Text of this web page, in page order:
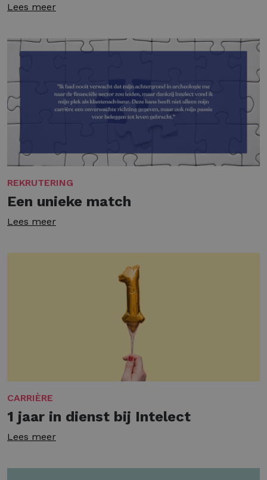
Lees meer
REKRUTERING
Een unieke match
Lees meer
CARRIÈRE
1 jaar in dienst bij Intelect
Lees meer